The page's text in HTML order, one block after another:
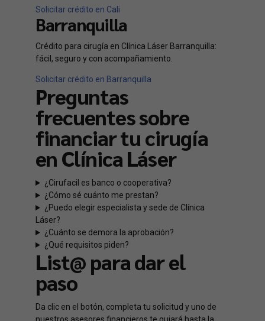
Solicitar crédito en Cali
Barranquilla
Crédito para cirugía en Clínica Láser Barranquilla:
fácil, seguro y con acompañamiento.
Solicitar crédito en Barranquilla
Preguntas
frecuentes sobre
financiar tu cirugía
en Clínica Láser
¿Cirufacil es banco o cooperativa?
¿Cómo sé cuánto me prestan?
¿Puedo elegir especialista y sede de Clínica
Láser?
¿Cuánto se demora la aprobación?
¿Qué requisitos piden?
List@ para dar el
paso
Da clic en el botón, completa tu solicitud y uno de